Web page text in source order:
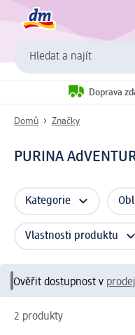
Hledat a najít
Doprava
Domů Značky
PURINA
Kategorie
Vlastnosti produktu
Ověřit dostupnost v
2 produkty